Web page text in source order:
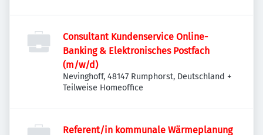
Consultant Kundenservice Online-
Banking & Elektronisches Postfach
(m/w/d)
Nevinghoff, 48147 Rumphorst, Deutschland +
Teilweise Homeoffice
Referent/in kommunale Wärmeplanung